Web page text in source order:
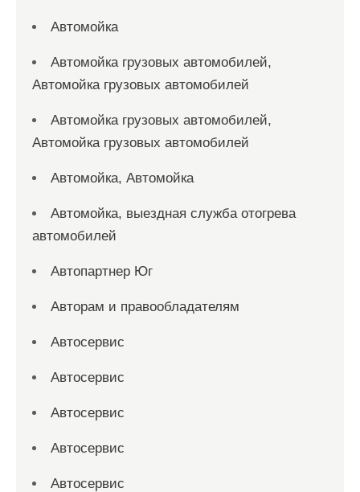
Автомойка
Автомойка грузовых автомобилей,
Автомойка грузовых автомобилей
Автомойка грузовых автомобилей,
Автомойка грузовых автомобилей
Автомойка, Автомойка
Автомойка, выездная служба отогрева
автомобилей
Автопартнер Юг
Авторам и правообладателям
Автосервис
Автосервис
Автосервис
Автосервис
Автосервис